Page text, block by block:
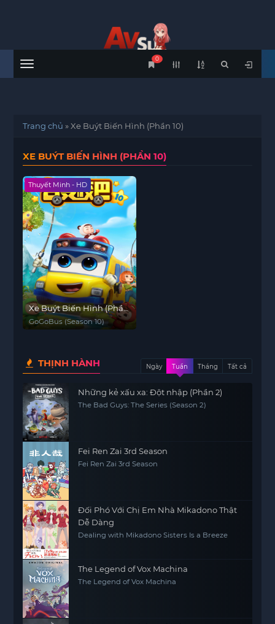
Menu
0
Trang chủ »Xe Buýt Biến Hình (Phần 10)
XE BUÝT BIẾN HÌNH (PHẦN 10)
Thuyết Minh - HD
Xe Buýt Biến Hình (Phần
10)
GoGoBus (Season 10)
THỊNH HÀNH Ngày Tuần Tháng Tất cả
Những kẻ xấu xa: Đột nhập (Phần 2)
The Bad Guys: The Series (Season 2)
Fei Ren Zai 3rd Season
Fei Ren Zai 3rd Season
Đối Phó Với Chị Em Nhà Mikadono Thật
Dễ Dàng
Dealing with Mikadono Sisters Is a Breeze
The Legend of Vox Machina
The Legend of Vox Machina